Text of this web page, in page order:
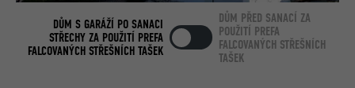
DŮM S GARÁŽÍ PO SANACI
STŘECHY ZA POUŽITÍ PREFA
FALCOVANÝCH STŘEŠNÍCH TAŠEK
DŮM PŘED SANACÍ ZA
POUŽITÍ PREFA
FALCOVANÝCH STŘEŠNÍCH
TAŠEK